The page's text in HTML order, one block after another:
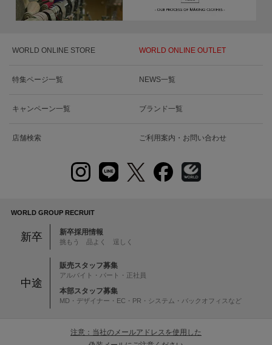
WORLD ONLINE STORE WORLD ONLINE OUTLET
特集ページ一覧 NEWS一覧
キャンペーン一覧 ブランド一覧
店舗検索 ご利用案内・お問い合わせ
WORLD GROUP RECRUIT
新卒 新卒採用情報
挑もう 品よく 逞しく
中途
販売スタッフ募集
アルバイト・パート・正社員
本部スタッフ募集
MD・デザイナー・EC・PR・システム・バックオフィスなど
注意：当社のメールアドレスを使用した